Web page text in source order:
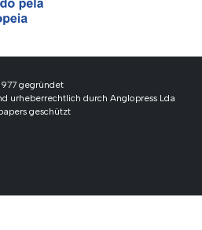
gegründet
urheberrechtlich durch Anglopress Lda
geschützt